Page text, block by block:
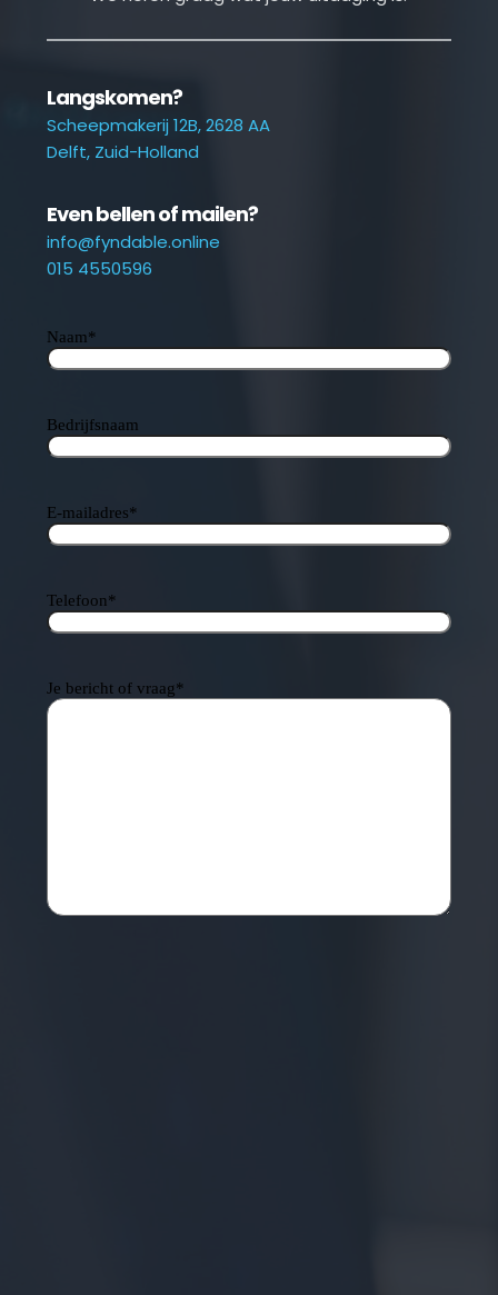
Langskomen?
Scheepmakerij 12B, 2628 AA
Delft, Zuid-Holland
Even bellen of mailen?
info@fyndable.online
015 4550596
Naam*
Bedrijfsnaam
E-mailadres*
Telefoon*
Je bericht of vraag*